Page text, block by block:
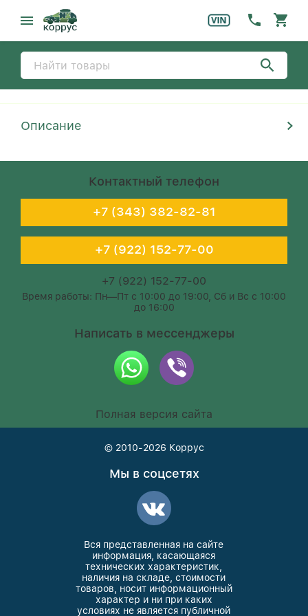
Описание
Контактный телефон
+7 (343) 382-82-81
+7 (922) 152-77-00
+7 (922) 152-77-00
Время работы: Пн—Пт с 10:00 до 19:00, Сб и Вс с 10:00
до 16:00
Написать в мессенджеры
Полная версия сайта
© 2010-2026 Коррус
Мы в соцсетях
Вся представленная на сайте
информация, касающаяся
технических характеристик,
наличия на складе, стоимости
товаров, носит информационный
характер и ни при каких
условиях не является публичной